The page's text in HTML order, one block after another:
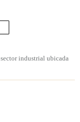
industrial ubicada